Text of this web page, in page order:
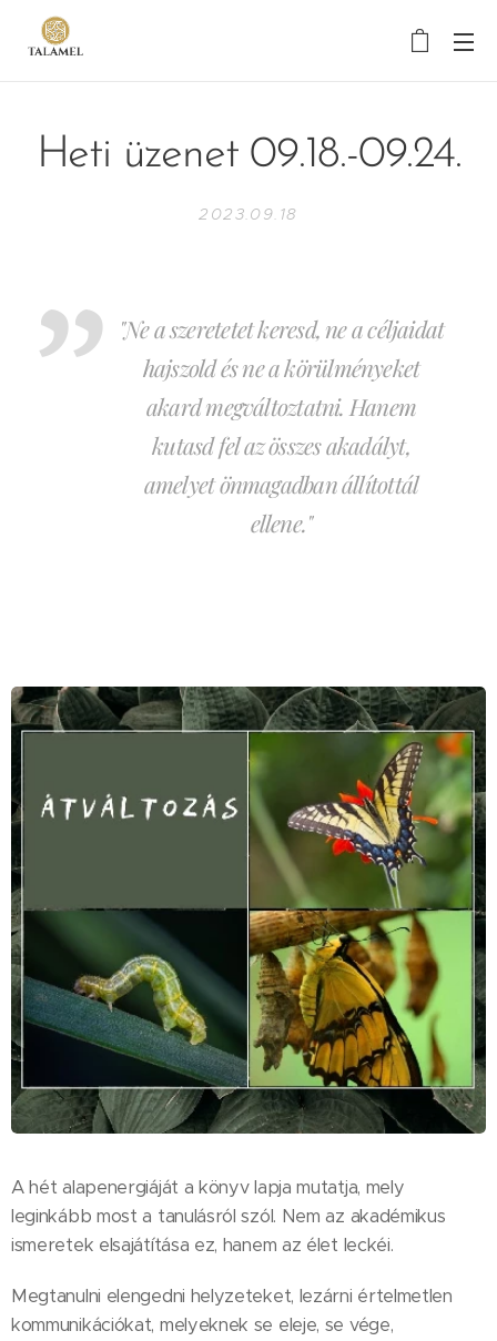
Heti üzenet 09.18.-09.24.
2023.09.18
"Ne a szeretetet keresd, ne a céljaidat
hajszold és ne a körülményeket
akard megváltoztatni. Hanem
kutasd fel az összes akadályt,
amelyet önmagadban állítottál
ellene."
A hét alapenergiáját a könyv lapja mutatja, mely
leginkább most a tanulásról szól. Nem az akadémikus
ismeretek elsajátítása ez, hanem az élet leckéi.
Megtanulni elengedni helyzeteket, lezárni értelmetlen
kommunikációkat, melyeknek se eleje, se vége,